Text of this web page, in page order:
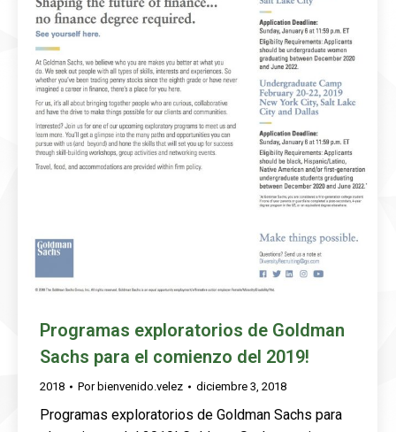
Programas exploratorios de Goldman
Sachs para el comienzo del 2019!
2018 Porbienvenido.velez diciembre 3, 2018
Programas exploratorios de Goldman Sachs para